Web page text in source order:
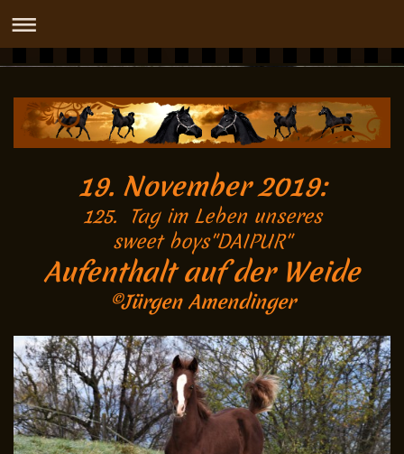
DASHIDAH OX
19. November 2019:
125. Tag im Leben unseres
sweet boys"DAIPUR"
Aufenthalt auf der Weide
©Jürgen Amendinger